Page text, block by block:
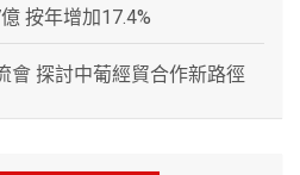
按年增加17.4%
會 探討中葡經貿合作新路徑